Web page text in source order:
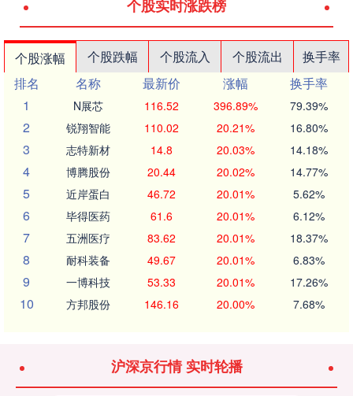
个股实时涨跌榜
个股涨幅 个股跌幅 个股流入 个股流出
换手率
排名
名称 最新价 涨幅
换手率
1
N展芯 116.52 396.89% 79.39%
2 锐翔智能 110.02 20.21% 16.80%
3 志特新材 14.8 20.03% 14.18%
4 博腾股份 20.44 20.02% 14.77%
5 近岸蛋白 46.72 20.01% 5.62%
6 毕得医药 61.6 20.01% 6.12%
7 五洲医疗 83.62 20.01% 18.37%
8 耐科装备 49.67 20.01% 6.83%
9 一博科技 53.33 20.01% 17.26%
10 方邦股份 146.16 20.00% 7.68%
沪深京行情 实时轮播